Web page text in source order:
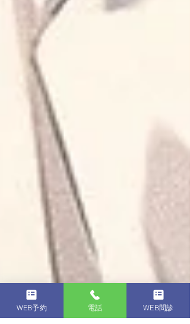
WEB予約 電話 WEB問診